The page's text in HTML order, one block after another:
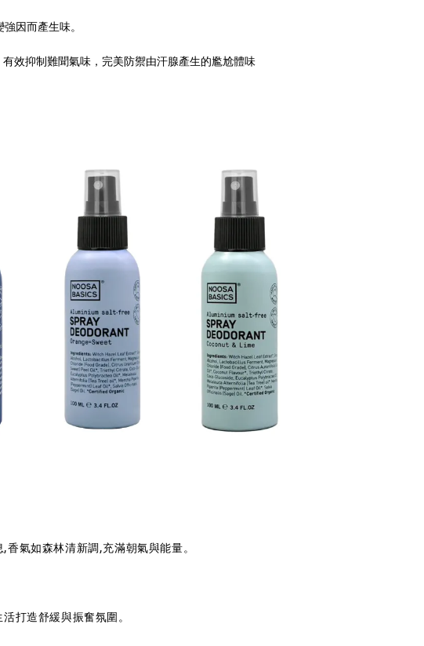
因而產生味。
效抑制難聞氣味，完美防禦由汗腺產生的尷尬體味
氣如森林清新調,充滿朝氣與能量。
打造舒緩與振奮氛圍。